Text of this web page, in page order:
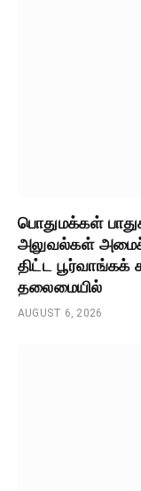
பொதுமக்கள்
அலுவல்கள்
திட்ட பூர்வாங்கக்
தலைமையில்
AUGUST 6, 2026